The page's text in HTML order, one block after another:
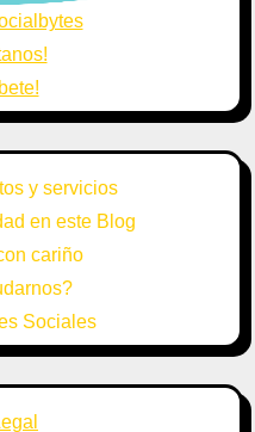
y servicios
en este Blog
cariño
Sociales